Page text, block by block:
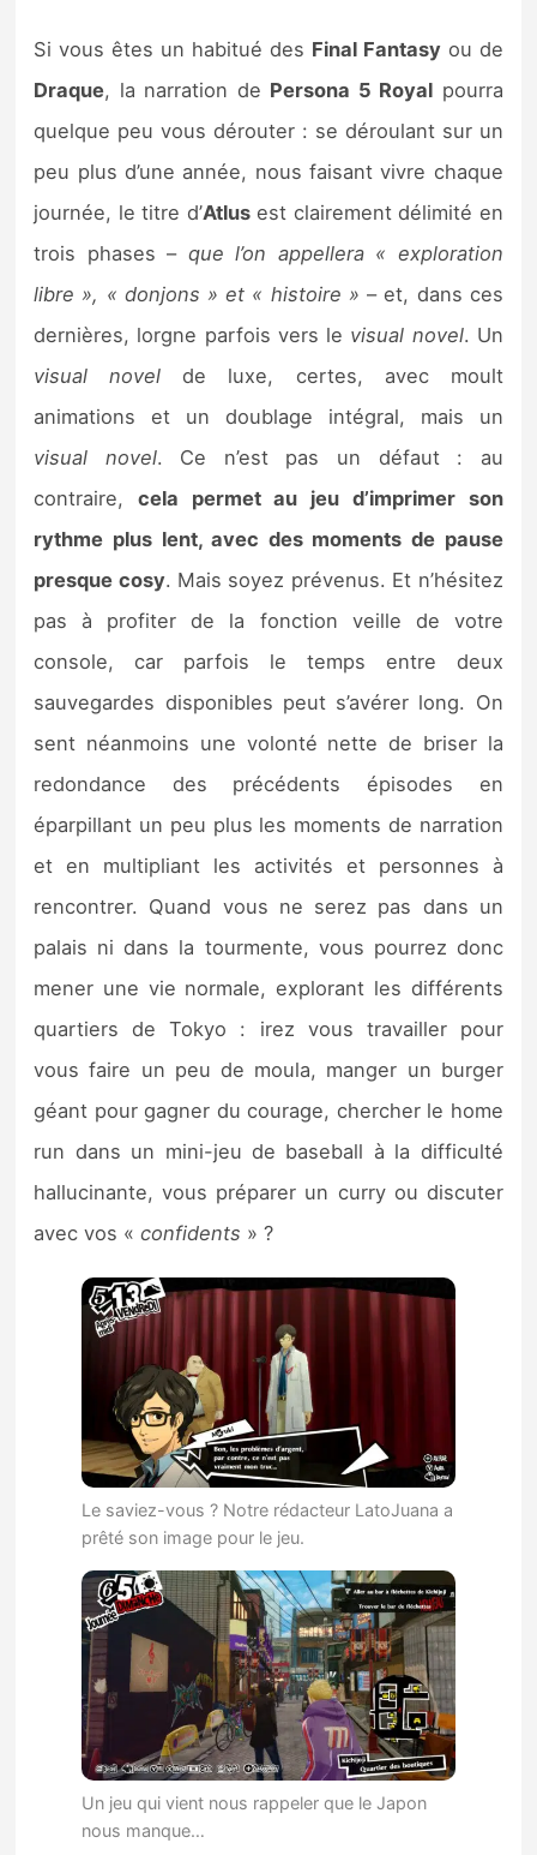
Si vous êtes un habitué des Final Fantasyou de
Draque, la narration de Persona 5 Royal pourra
quelque peu vous dérouter : se déroulant sur un
peu plus d’une année, nous faisant vivre chaque
journée, le titre d’Atlusest clairement délimité en
trois phases – que l’on appellera « exploration
libre », « donjons » et « histoire » – et, dans ces
dernières, lorgne parfois vers le visual novel. Un
visual novel de luxe, certes, avec moult
animations et un doublage intégral, mais un
visual novel. Ce n’est pas un défaut : au
contraire, cela permet au jeu d’imprimer son
rythme plus lent, avec des moments de pause
presque cosy. Mais soyez prévenus. Et n’hésitez
pas à profiter de la fonction veille de votre
console, car parfois le temps entre deux
sauvegardes disponibles peut s’avérer long. On
sent néanmoins une volonté nette de briser la
redondance des précédents épisodes en
éparpillant un peu plus les moments de narration
et en multipliant les activités et personnes à
rencontrer. Quand vous ne serez pas dans un
palais ni dans la tourmente, vous pourrez donc
mener une vie normale, explorant les différents
quartiers de Tokyo : irez vous travailler pour
vous faire un peu de moula, manger un burger
géant pour gagner du courage, chercher le home
run dans un mini-jeu de baseball à la difficulté
hallucinante, vous préparer un curry ou discuter
avec vos «confidents » ?
Le saviez-vous ? Notre rédacteur LatoJuana a
prêté son image pour le jeu.
Un jeu qui vient nous rappeler que le Japon
nous manque…